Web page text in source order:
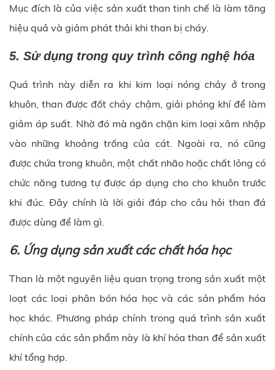
Mục đích là của việc sản xuất than tinh chế là làm tăng
hiệu quả và giảm phát thải khi than bị cháy.
5. Sử dụng trong quy trình công nghệ hóa
Quá trình này diễn ra khi kim loại nóng chảy ở trong
khuôn, than được đốt cháy chậm, giải phóng khí để làm
giảm áp suất. Nhờ đó mà ngăn chặn kim loại xâm nhập
vào những khoảng trống của cát. Ngoài ra, nó cũng
được chứa trong khuôn, một chất nhão hoặc chất lỏng có
chức năng tương tự được áp dụng cho cho khuôn trước
khi đúc. Đây chính là lời giải đáp cho câu hỏi than đá
được dùng để làm gì.
6. Ứng dụng sản xuất các chất hóa học
Than là một nguyên liệu quan trọng trong sản xuất một
loạt các loại phân bón hóa học và các sản phẩm hóa
học khác. Phương pháp chính trong quá trình sản xuất
chính của các sản phẩm này là khí hóa than để sản xuất
khí tổng hợp.